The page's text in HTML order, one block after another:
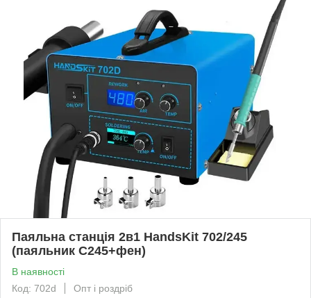
Паяльна станція 2в1 HandsKit 702/245
(паяльник C245+фен)
В наявності
Код: 702d
Опт і роздріб